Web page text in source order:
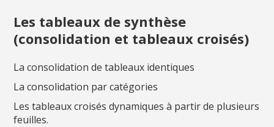
Les tableaux de synthèse
(consolidation et tableaux croisés)
La consolidation de tableaux identiques
La consolidation par catégories
Les tableaux croisés dynamiques à partir de plusieurs
feuilles.